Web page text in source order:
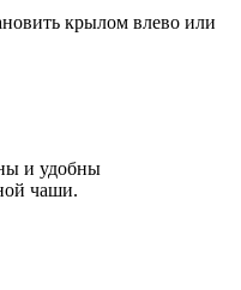
крылом влево или
и удобны
чаши.